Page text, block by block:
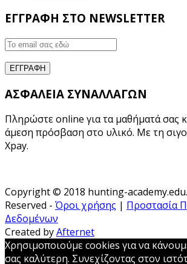
ΕΓΓΡΑΦΗ ΣΤΟ NEWSLETTER
ΑΣΦΑΛΕΙΑ ΣΥΝΑΛΛΑΓΩΝ
Πληρώστε online για τα μαθήματά σας
άμεση πρόσβαση στο υλικό. Με τη
Xpay.
Copyright © 2018 hunting-
Reserved - Όροι χρήσης | Προστασία
Δεδομένων
Created byAfternet
Χρησιμοποιούμε cookies για να
σας καλύτερη. Συνεχίζοντας στον